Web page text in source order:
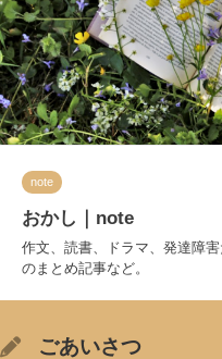
note
おかし｜note
作文、読書、ドラマ、発達障
のまとめ記事など。
ごあいさつ